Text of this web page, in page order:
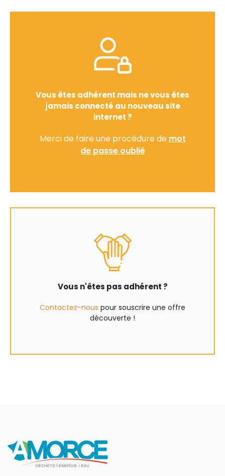
Vous êtes adhérent mais ne vous êtes
jamais connecté au nouveau site
internet ?
Merci de faire une procédure de mot
de passe oublié
Vous n'êtes pas adhérent ?
Contactez-nous pour souscrire une offre
découverte !